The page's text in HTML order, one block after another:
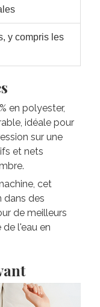
y compris les
en polyester,
idéale pour
sur une
et nets
cet
dans des
de meilleurs
l'eau en